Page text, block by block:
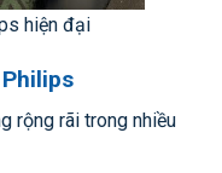
hiện đại
rộng rãi trong nhiều